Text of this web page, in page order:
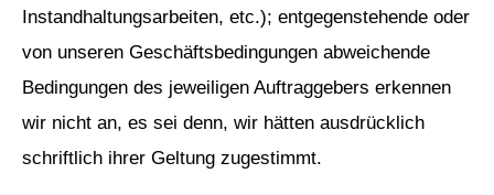
Instandhaltungsarbeiten, etc.); entgegenstehende oder
von unseren Geschäftsbedingungen abweichende
Bedingungen des jeweiligen Auftraggebers erkennen
wir nicht an, es sei denn, wir hätten ausdrücklich
schriftlich ihrer Geltung zugestimmt.